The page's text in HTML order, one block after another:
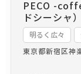
PECO -
ドシーシャ）
明るく広々
東京都新宿区神